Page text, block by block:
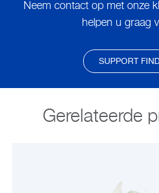
Neem contact op met onze
helpen u graag
SUPPORT
Gerelateerde